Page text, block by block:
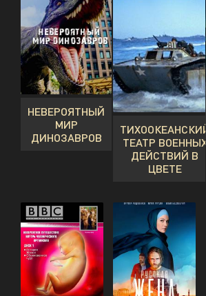
НЕВЕРОЯТНЫЙ
МИР
ДИНОЗАВРОВ
ТИХООКЕАНСКИЙ
ТЕАТР ВОЕННЫХ
ДЕЙСТВИЙ В
ЦВЕТЕ